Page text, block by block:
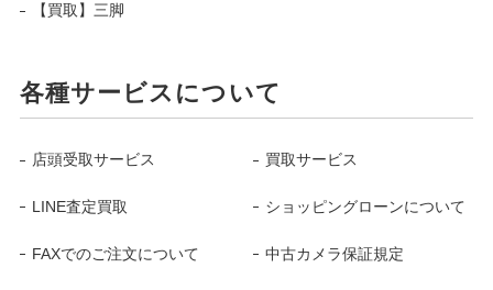
【買取】三脚
各種サービスについて
店頭受取サービス 買取サービス
LINE査定買取 ショッピングローンについて
FAXでのご注文について 中古カメラ保証規定